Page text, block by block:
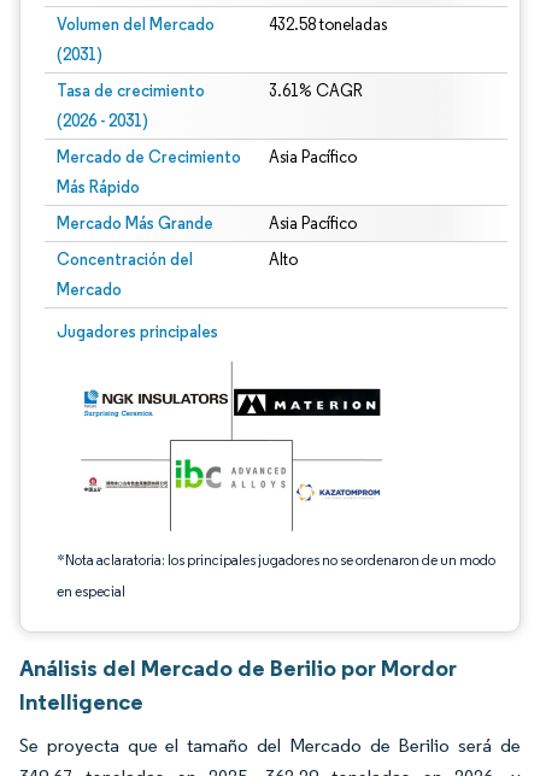
Volumen del Mercado
(2031)
432.58 toneladas
Tasa de crecimiento
(2026 - 2031)
3.61% CAGR
Mercado de Crecimiento
Más Rápido
Asia Pacífico
Mercado Más Grande Asia Pacífico
Concentración del
Mercado
Alto
Jugadores principales
*Nota aclaratoria: los principales jugadores no se ordenaron de un modo
en especial
Imagen © Mordor Intelligence. El uso requiere atribución según CC BY 4.0.
Análisis del Mercado de Berilio por Mordor
Intelligence
Se proyecta que el tamaño del Mercado de Berilio será de